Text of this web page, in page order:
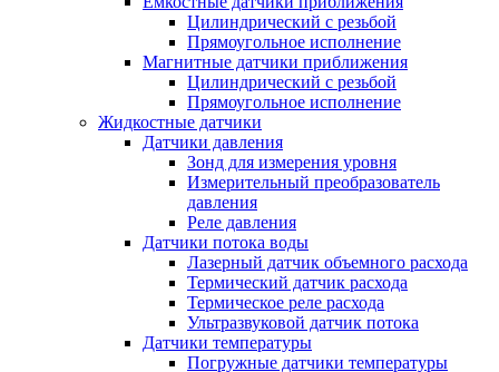
Цилиндрический с резьбой
Прямоугольное исполнение
Магнитные датчики приближения
Цилиндрический с резьбой
Прямоугольное исполнение
Жидкостные датчики
Датчики давления
Зонд для измерения уровня
Измерительный преобразователь
давления
Реле давления
Датчики потока воды
Лазерный датчик объемного расхода
Термический датчик расхода
Термическое реле расхода
Ультразвуковой датчик потока
Датчики температуры
Погружные датчики температуры